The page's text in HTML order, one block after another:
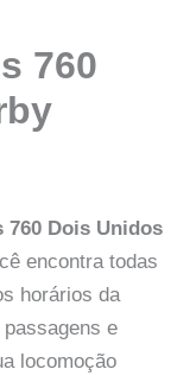
760
760 Dois Unidos
encontra todas
horários da
e
locomoção